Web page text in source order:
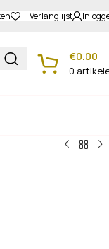
Verlanglijst
0
€0.00